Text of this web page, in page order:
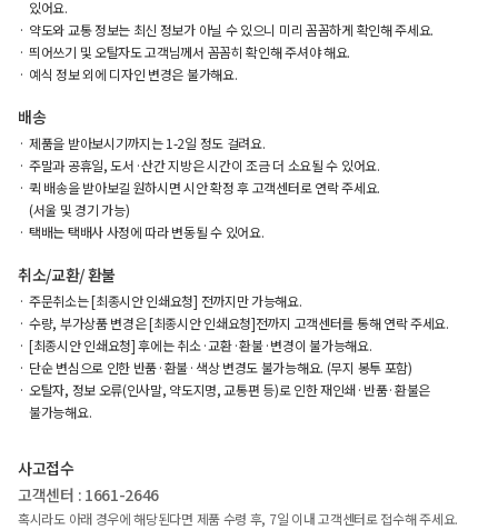
있어요.
약도와 교통 정보는 최신 정보가 아닐 수 있으니 미리 꼼꼼하게 확인해 주세요.
띄어쓰기 및 오탈자도 고객님께서 꼼꼼히 확인해 주셔야 해요.
예식 정보 외에 디자인 변경은 불가해요.
배송
제품을 받아보시기까지는 1-2일 정도 걸려요.
주말과 공휴일, 도서·산간 지방은 시간이 조금 더 소요될 수 있어요.
퀵 배송을 받아보길 원하시면 시안 확정 후 고객센터로 연락 주세요.
(서울 및 경기 가능)
택배는 택배사 사정에 따라 변동될 수 있어요.
취소/교환/ 환불
주문취소는 [최종시안 인쇄요청] 전까지만 가능해요.
수량, 부가상품 변경은 [최종시안 인쇄요청]전까지 고객센터를 통해 연락 주세요.
[최종시안 인쇄요청] 후에는 취소·교환·환불·변경이 불가능해요.
단순 변심으로 인한 반품·환불·색상 변경도 불가능해요. (무지 봉투 포함)
오탈자, 정보 오류(인사말, 약도지명, 교통편 등)로 인한 재인쇄·반품·환불은
불가능해요.
사고접수
고객센터 : 1661-2646
혹시라도 아래 경우에 해당된다면 제품 수령 후, 7일 이내 고객센터로 접수해 주세요.